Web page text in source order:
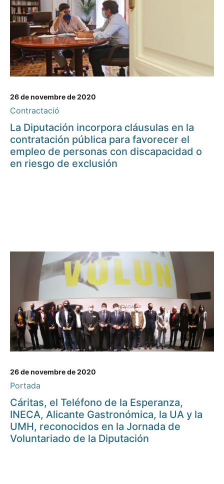
26 de novembre de 2020
Contractació
La Diputación incorpora cláusulas en la
contratación pública para favorecer el
empleo de personas con discapacidad o
en riesgo de exclusión
26 de novembre de 2020
Portada
Cáritas, el Teléfono de la Esperanza,
INECA, Alicante Gastronómica, la UA y la
UMH, reconocidos en la Jornada de
Voluntariado de la Diputación